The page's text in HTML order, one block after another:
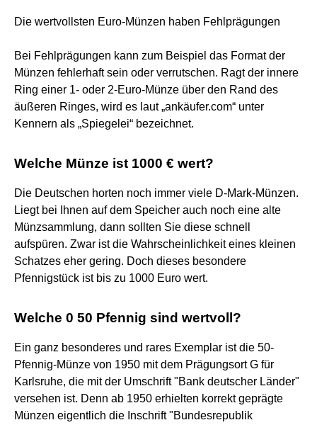
Die wertvollsten Euro-Münzen haben Fehlprägungen
Bei Fehlprägungen kann zum Beispiel das Format der
Münzen fehlerhaft sein oder verrutschen. Ragt der innere
Ring einer 1- oder 2-Euro-Münze über den Rand des
äußeren Ringes, wird es laut „ankäufer.com“ unter
Kennern als „Spiegelei“ bezeichnet.
Welche Münze ist 1000 € wert?
Die Deutschen horten noch immer viele D-Mark-Münzen.
Liegt bei Ihnen auf dem Speicher auch noch eine alte
Münzsammlung, dann sollten Sie diese schnell
aufspüren. Zwar ist die Wahrscheinlichkeit eines kleinen
Schatzes eher gering. Doch dieses besondere
Pfennigstück ist bis zu 1000 Euro wert.
Welche 0 50 Pfennig sind wertvoll?
Ein ganz besonderes und rares Exemplar ist die 50-
Pfennig-Münze von 1950 mit dem Prägungsort G für
Karlsruhe, die mit der Umschrift "Bank deutscher Länder"
versehen ist. Denn ab 1950 erhielten korrekt geprägte
Münzen eigentlich die Inschrift "Bundesrepublik